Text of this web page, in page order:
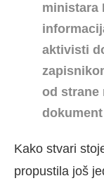
ministara
aktivisti
od strane
Kako stvari
propustila još